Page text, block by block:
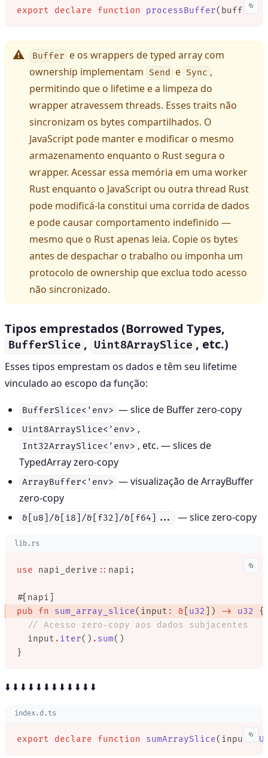
export declare function processBuffer(buffer
Buffer e os wrappers de typed array com
ownership implementam Send e Sync ,
permitindo que o lifetime e a limpeza do
wrapper atravessem threads. Esses traits não
sincronizam os bytes compartilhados. O
JavaScript pode manter e modificar o mesmo
armazenamento enquanto o Rust segura o
wrapper. Acessar essa memória em uma worker
Rust enquanto o JavaScript ou outra thread Rust
pode modificá-la constitui uma corrida de dados
e pode causar comportamento indefinido —
mesmo que o Rust apenas leia. Copie os bytes
antes de despachar o trabalho ou imponha um
protocolo de ownership que exclua todo acesso
não sincronizado.
Tipos emprestados (Borrowed Types,
BufferSlice , Uint8ArraySlice , etc.)
Esses tipos emprestam os dados e têm seu lifetime
vinculado ao escopo da função:
BufferSlice<'env> — slice de Buffer zero-copy
Uint8ArraySlice<'env> ,
Int32ArraySlice<'env> , etc. — slices de
TypedArray zero-copy
ArrayBuffer<'env> — visualização de ArrayBuffer
zero-copy
&[u8]/&[i8]/&[f32]/&[f64]... — slice zero-copy
lib.rs
use napi_derive :: napi;
#[napi]
pub fn sum_array_slice(input : &[ u32 ]) -> u32
  // Acesso zero-copy aos dados subjacentes
  input
. iter() . sum()
}
⬇️ ⬇️ ⬇️ ⬇️ ⬇️ ⬇️ ⬇️ ⬇️ ⬇️ ⬇️ ⬇️ ⬇️
index.d.ts
export declare function sumArraySlice(input :